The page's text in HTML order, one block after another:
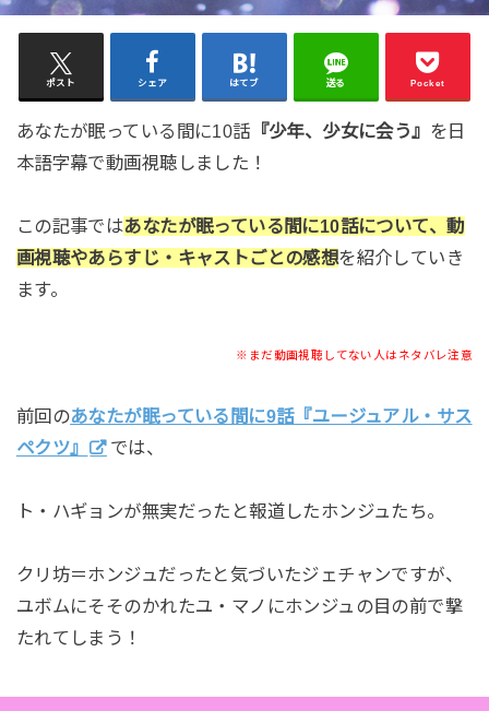
ポスト シェア はてブ 送る Pocket
あなたが眠っている間に10話 『少年、少女に会う』 を日
本語字幕で動画視聴しました！
この記事ではあなたが眠っている間に10話について、動
画視聴やあらすじ・キャストごとの感想を紹介していき
ます。
※まだ動画視聴してない人はネタバレ注意
前回のあなたが眠っている間に9話『ユージュアル・サス
ペクツ』
では、
ト・ハギョンが無実だったと報道したホンジュたち。
クリ坊＝ホンジュだったと気づいたジェチャンですが、
ユボムにそそのかれたユ・マノにホンジュの目の前で撃
たれてしまう！